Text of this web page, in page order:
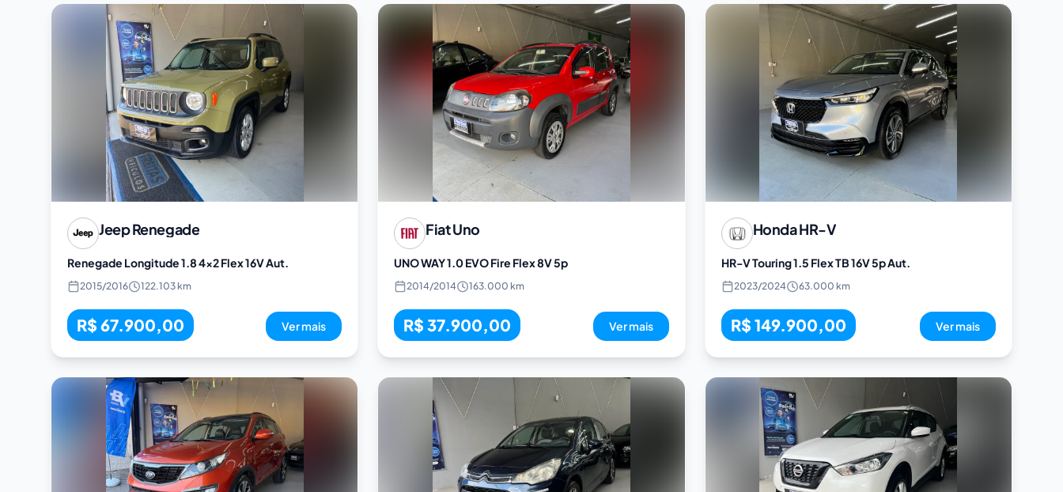
JeepRenegade
Renegade Longitude 1.8 4x2 Flex 16V Aut.
2015/2016 122.103 km
R$ 67.900,00 Ver mais
FiatUno
UNO WAY 1.0 EVO Fire Flex 8V 5p
2014/2014 163.000 km
R$ 37.900,00 Ver mais
HondaHR-V
HR-V Touring 1.5 Flex TB 16V 5p Aut.
2023/2024 63.000 km
R$ 149.900,00 Ver mais